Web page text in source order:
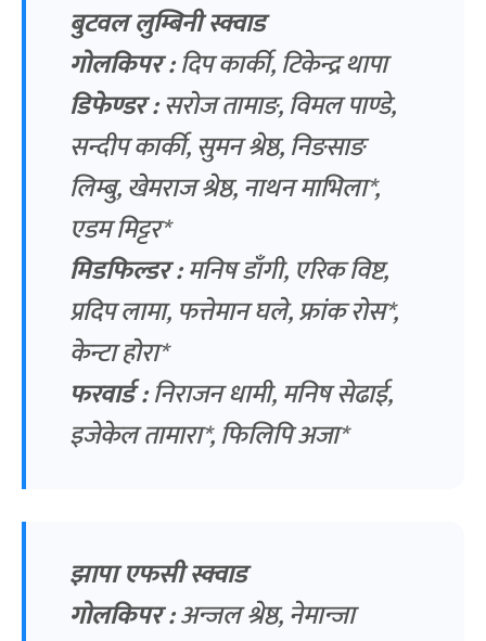
बुटवल लुम्बिनी स्क्वाड
गोलकिपर :दिप कार्की, टिकेन्द्र थापा
डिफेण्डर :सरोज तामाङ, विमल पाण्डे,
सन्दीप कार्की, सुमन श्रेष्ठ, निङसाङ
लिम्बु, खेमराज श्रेष्ठ, नाथन माभिला*,
एडम मिट्टर*
मिडफिल्डर :मनिष डाँगी, एरिक विष्ट,
प्रदिप लामा, फत्तेमान घले, फ्रांक रोस*,
केन्टा होरा*
फरवार्ड :निराजन धामी, मनिष सेढाई‌,
इजेकेल तामारा*, फिलिपि अजा*
झापा एफसी स्क्वाड
गोलकिपर :अन्जल श्रेष्ठ, नेमान्जा